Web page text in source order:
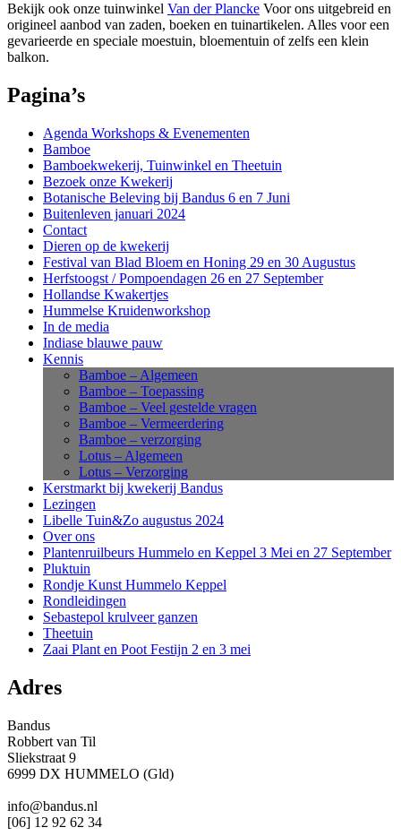
Bekijk ook onze tuinwinkel Van der Plancke Voor ons uitgebreid en
origineel aanbod van zaden, boeken en tuinartikelen. Alles voor een
gevarieerde en speciale moestuin, bloementuin of zelfs een klein
balkon.
Pagina’s
Agenda Workshops & Evenementen
Bamboe
Bamboekwekerij, Tuinwinkel en Theetuin
Bezoek onze Kwekerij
Botanische Beleving bij Bandus 6 en 7 Juni
Buitenleven januari 2024
Contact
Dieren op de kwekerij
Festival van Blad Bloem en Honing 29 en 30 Augustus
Herfstoogst / Pompoendagen 26 en 27 September
Hollandse Kwakertjes
Hummelse Kruidenworkshop
In de media
Indiase blauwe pauw
Kennis
Bamboe – Algemeen
Bamboe – Toepassing
Bamboe – Veel gestelde vragen
Bamboe – Vermeerdering
Bamboe – verzorging
Lotus – Algemeen
Lotus – Verzorging
Kerstmarkt bij kwekerij Bandus
Lezingen
Libelle Tuin&Zo augustus 2024
Over ons
Plantenruilbeurs Hummelo en Keppel 3 Mei en 27 September
Pluktuin
Rondje Kunst Hummelo Keppel
Rondleidingen
Sebastepol krulveer ganzen
Theetuin
Zaai Plant en Poot Festijn 2 en 3 mei
Adres
Bandus
Robbert van Til
Sliekstraat 9
6999 DX HUMMELO (Gld)
info@bandus.nl
[06] 12 92 62 34